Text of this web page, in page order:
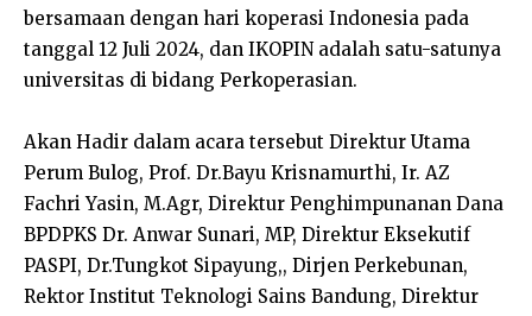
bersamaan dengan hari koperasi Indonesia pada
tanggal 12 Juli 2024, dan IKOPIN adalah satu-satunya
universitas di bidang Perkoperasian.
Akan Hadir dalam acara tersebut Direktur Utama
Perum Bulog, Prof. Dr.Bayu Krisnamurthi, Ir. AZ
Fachri Yasin, M.Agr, Direktur Penghimpunanan Dana
BPDPKS Dr. Anwar Sunari, MP, Direktur Eksekutif
PASPI, Dr.Tungkot Sipayung,, Dirjen Perkebunan,
Rektor Institut Teknologi Sains Bandung, Direktur